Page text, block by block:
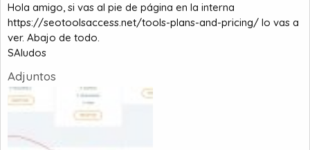
Hola amigo, si vas al pie de página en la interna
https://seotoolsaccess.net/tools-plans-and-pricing/ lo vas a
ver. Abajo de todo.
SAludos
Adjuntos